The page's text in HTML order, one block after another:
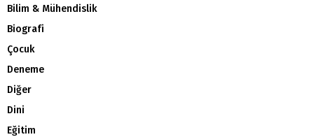
Bilim & Mühendislik
Biografi
Çocuk
Deneme
Diğer
Dini
Eğitim